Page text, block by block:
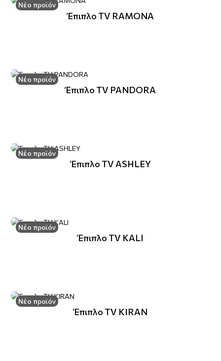
Νέο προϊόν
Έπιπλο TV RAMONA
Νέο προϊόν
Έπιπλο TV PANDORA
Νέο προϊόν
Έπιπλο TV ASHLEY
Νέο προϊόν
Έπιπλο TV KALI
Νέο προϊόν
Έπιπλο TV KIRAN